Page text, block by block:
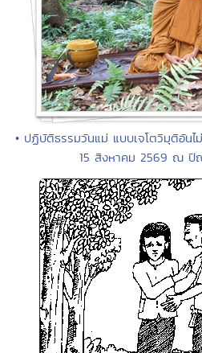
• ปฏิบัติธรรมวันแม่ แบบเจโตวิมุติอัน
15 สิงหาคม 2569 ณ ปั